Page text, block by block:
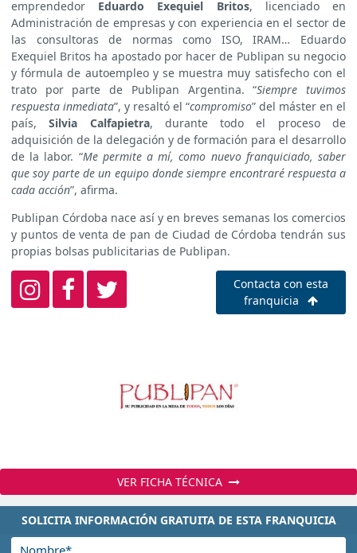
emprendedor Eduardo Exequiel Britos, licenciado en
Administración de empresas y con experiencia en el sector de
las consultoras de normas como ISO, IRAM… Eduardo
Exequiel Britos ha apostado por hacer de Publipan su negocio
y fórmula de autoempleo y se muestra muy satisfecho con el
trato por parte de Publipan Argentina. “Siempre tuvimos
respuesta inmediata”, y resaltó el “compromiso” del máster en el
país,Silvia Calfapietra, durante todo el proceso de
adquisición de la delegación y de formación para el desarrollo
de la labor. “Me permite a mí, como nuevo franquiciado, saber
que soy parte de un equipo donde siempre encontraré respuesta a
cada acción”, afirma.
Publipan Córdoba nace así y en breves semanas los comercios
y puntos de venta de pan de Ciudad de Córdoba tendrán sus
propias bolsas publicitarias de Publipan.
Contacta con esta
franquicia
VER FICHA TÉCNICA
SOLICITA INFORMACIÓN GRATUITA DE ESTA FRANQUICIA